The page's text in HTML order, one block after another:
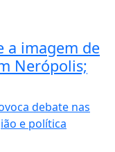
a imagem de
Nerópolis;